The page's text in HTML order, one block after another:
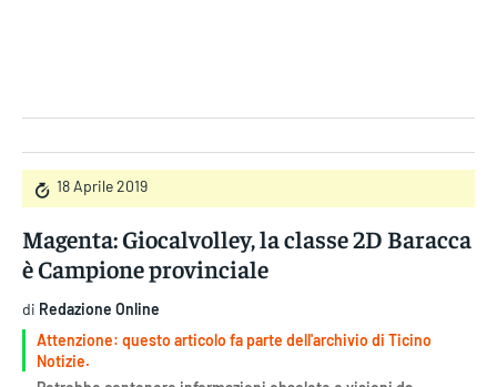
18 Aprile 2019
Magenta: Giocalvolley, la classe 2D Baracca
è Campione provinciale
di Redazione Online
Attenzione: questo articolo fa parte dell'archivio di Ticino
Notizie.